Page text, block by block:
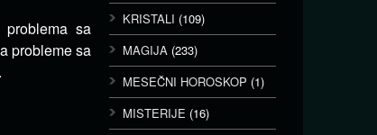
sa
probleme sa
KRISTALI (109)
MAGIJA (233)
MESEČNI HOROSKOP (1)
MISTERIJE (16)